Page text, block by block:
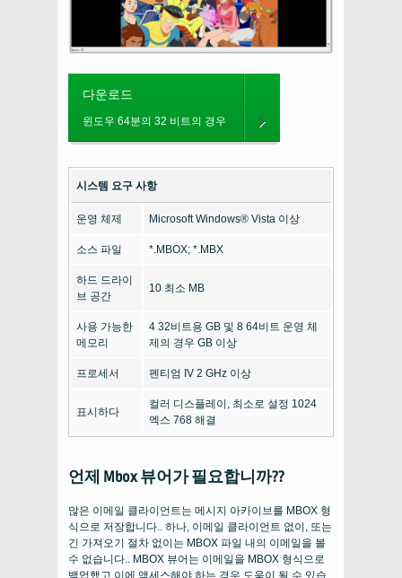
다운로드
윈도우 64분의 32 비트의 경우
시스템 요구 사항
운영 체제 Microsoft Windows® Vista 이상
소스 파일 *.MBOX; *.MBX
하드 드라이
브 공간
10 최소 MB
사용 가능한
메모리
4 32비트용 GB 및 8 64비트 운영 체
제의 경우 GB 이상
프로세서 펜티엄 IV 2 GHz 이상
표시하다
컬러 디스플레이, 최소로 설정 1024
엑스 768 해결
언제 Mbox 뷰어가 필요합니까??
많은 이메일 클라이언트는 메시지 아카이브를 MBOX 형
식으로 저장합니다.. 하나, 이메일 클라이언트 없이, 또는
긴 가져오기 절차 없이는 MBOX 파일 내의 이메일을 볼
수 없습니다.. MBOX 뷰어는 이메일을 MBOX 형식으로